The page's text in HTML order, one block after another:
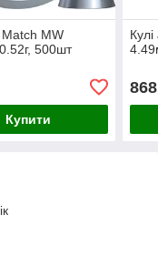
Match MW
500шт
Купити
868